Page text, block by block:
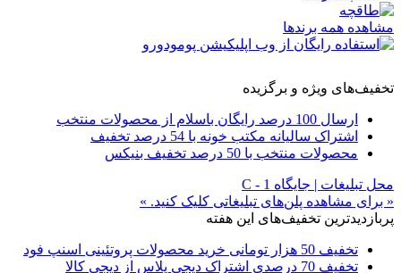
مشاهده همه برندها
تخفیف‌های ویژه و برگزیده
ارسال 100 درصد رایگان باسلام از محصولات منتخب
اشتراک سالیانه مکتب خونه با 54 درصد تخفیف
محصولات منتخب با 50 درصد تخفیف بنیکس
محل تبلیغات | جایگاه C - 1
« برای مشاهده پلن‌های تبلیغاتی کلیک کنید. »
پربازدیدترین تخفیف‌های این هفته
تخفیف 50 هزار تومانی خرید محصولات پروتئینی اسنپ فود
تخفیف 70 درصدی اشتراک دیجی پلاس از دیجی کالا